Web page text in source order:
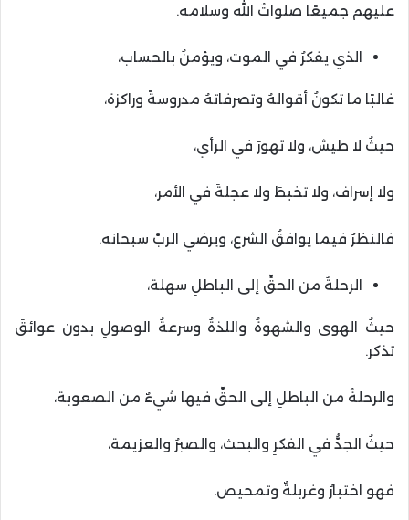
عليهم جميعًا صلواتُ الله وسلامه.
الذي يفكرُ في الموت، ويؤمنُ بالحساب،
غالبًا ما تكونُ أقوالهُ وتصرفاتهُ مدروسةً وراكزة،
حيثُ لا طيش، ولا تهورَ في الرأي،
ولا إسراف، ولا تخبطَ ولا عجلةَ في الأمر،
فالنظرُ فيما يوافقُ الشرع، ويرضي الربَّ سبحانه.
الرحلةُ من الحقِّ إلى الباطلِ سهلة،
حيثُ الهوى والشهوةُ واللذةُ وسرعةُ الوصولِ بدونِ عوائقَ
تذكر.
والرحلةُ من الباطلِ إلى الحقِّ فيها شيءٌ من الصعوبة،
حيثُ الجدُّ في الفكرِ والبحث، والصبرُ والعزيمة،
فهو اختبارٌ وغربلةٌ وتمحيص.